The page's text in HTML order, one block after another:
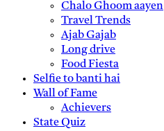
Chalo Ghoom aayen
Travel Trends
Ajab Gajab
Long drive
Food Fiesta
Selfie to banti hai
Wall of Fame
Achievers
State Quiz